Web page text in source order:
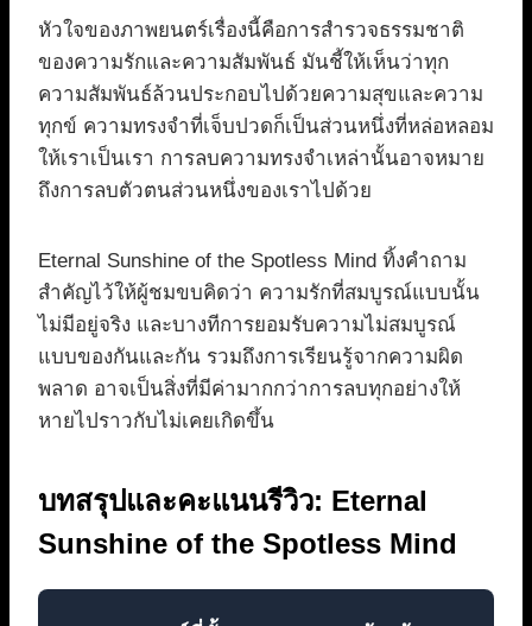
หัวใจของภาพยนตร์เรื่องนี้คือการสำรวจธรรมชาติ
ของความรักและความสัมพันธ์ มันชี้ให้เห็นว่าทุก
ความสัมพันธ์ล้วนประกอบไปด้วยความสุขและความ
ทุกข์ ความทรงจำที่เจ็บปวดก็เป็นส่วนหนึ่งที่หล่อหลอม
ให้เราเป็นเรา การลบความทรงจำเหล่านั้นอาจหมาย
ถึงการลบตัวตนส่วนหนึ่งของเราไปด้วย
Eternal Sunshine of the Spotless Mind ทิ้งคำถาม
สำคัญไว้ให้ผู้ชมขบคิดว่า ความรักที่สมบูรณ์แบบนั้น
ไม่มีอยู่จริง และบางทีการยอมรับความไม่สมบูรณ์
แบบของกันและกัน รวมถึงการเรียนรู้จากความผิด
พลาด อาจเป็นสิ่งที่มีค่ามากกว่าการลบทุกอย่างให้
หายไปราวกับไม่เคยเกิดขึ้น
บทสรุปและคะแนนรีวิว: Eternal
Sunshine of the Spotless Mind